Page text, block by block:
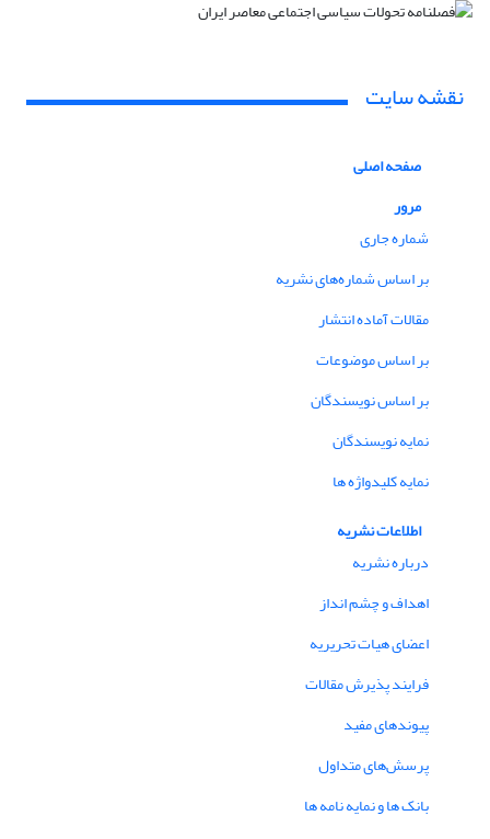
نقشه سایت
صفحه اصلی
مرور
شماره جاری
بر اساس شماره‌های نشریه
مقالات آماده انتشار
بر اساس موضوعات
بر اساس نویسندگان
نمایه نویسندگان
نمایه کلیدواژه ها
اطلاعات نشریه
درباره نشریه
اهداف و چشم انداز
اعضای هیات تحریریه
فرایند پذیرش مقالات
پیوندهای مفید
پرسش‌های متداول
بانک ها و نمایه نامه ها